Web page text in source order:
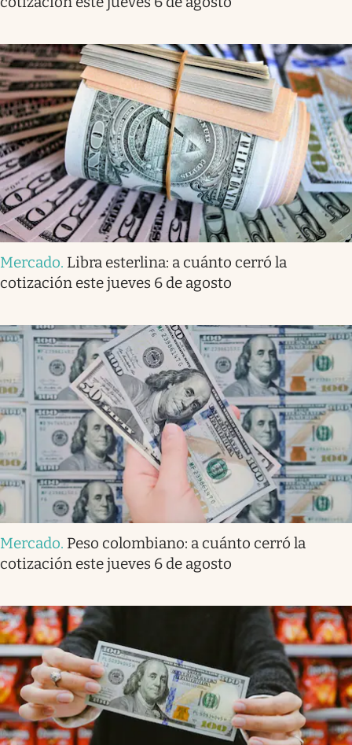
Mercado. Libra esterlina: a cuánto cerró la
cotización este jueves 6 de agosto
Mercado. Peso colombiano: a cuánto cerró la
cotización este jueves 6 de agosto